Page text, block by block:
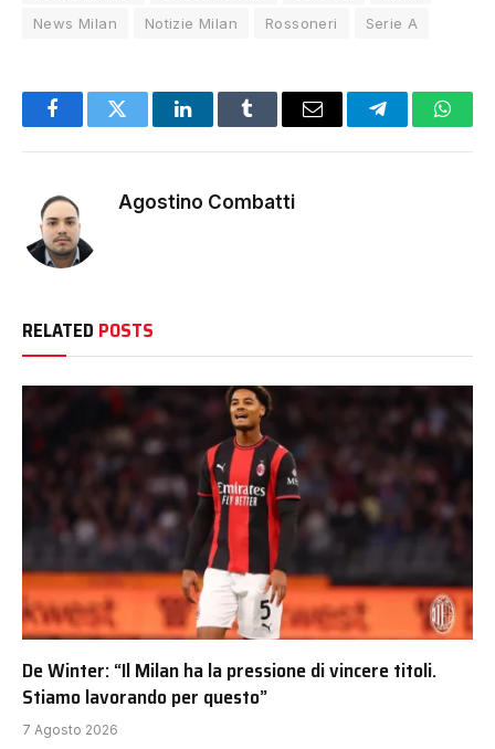
News Milan
Notizie Milan Rossoneri Serie A
FacebookTwitter LinkedInTumblr Email Telegram
Agostino Combatti
RELATED POSTS
De Winter: “Il Milan ha la pressione di vincere titoli.
Stiamo lavorando per questo”
7 Agosto 2026